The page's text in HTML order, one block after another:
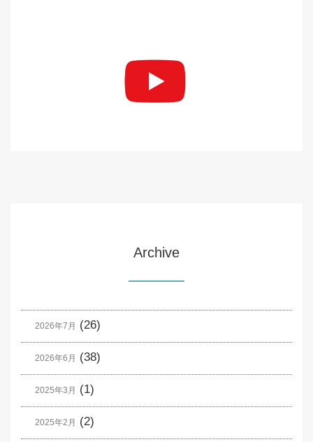
Archive
2026年7月 (26)
2026年6月 (38)
2025年3月 (1)
2025年2月 (2)